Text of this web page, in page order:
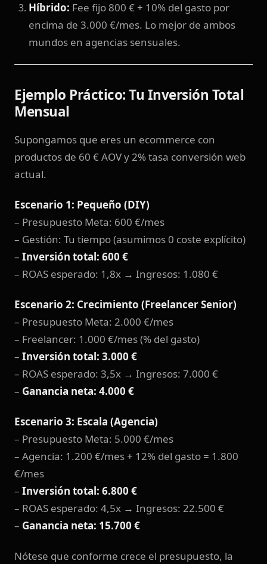
Híbrido: Fee fijo 800 € + 10% del gasto por
encima de 3.000 €/mes. Lo mejor de ambos
mundos en agencias sensuales.
Ejemplo Práctico: Tu Inversión Total
Mensual
Supongamos que eres un ecommerce con
productos de 60 € AOV y 2% tasa conversión web
actual.
Escenario 1: Pequeño (DIY)
– Presupuesto Meta: 600 €/mes
– Gestión: Tu tiempo (asumimos 0 coste explícito)
– Inversión total: 600 €
– ROAS esperado: 1,8x → Ingresos: 1.080 €
Escenario 2: Crecimiento (Freelancer Senior)
– Presupuesto Meta: 2.000 €/mes
– Freelancer: 1.000 €/mes (% del gasto)
– Inversión total: 3.000 €
– ROAS esperado: 3,5x → Ingresos: 7.000 €
– Ganancia neta: 4.000 €
Escenario 3: Escala (Agencia)
– Presupuesto Meta: 5.000 €/mes
– Agencia: 1.200 €/mes + 12% del gasto = 1.800
€/mes
– Inversión total: 6.800 €
– ROAS esperado: 4,5x → Ingresos: 22.500 €
– Ganancia neta: 15.700 €
Nótese que conforme crece el presupuesto, la